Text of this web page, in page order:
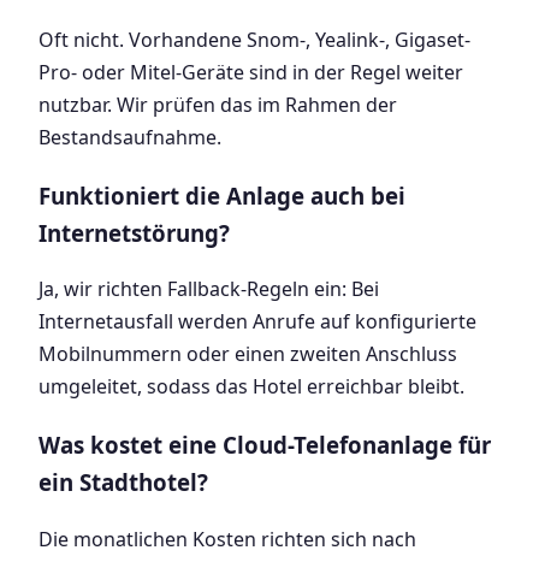
Oft nicht. Vorhandene Snom-, Yealink-, Gigaset-
Pro- oder Mitel-Geräte sind in der Regel weiter
nutzbar. Wir prüfen das im Rahmen der
Bestandsaufnahme.
Funktioniert die Anlage auch bei
Internetstörung?
Ja, wir richten Fallback-Regeln ein: Bei
Internetausfall werden Anrufe auf konfigurierte
Mobilnummern oder einen zweiten Anschluss
umgeleitet, sodass das Hotel erreichbar bleibt.
Was kostet eine Cloud-Telefonanlage für
ein Stadthotel?
Die monatlichen Kosten richten sich nach